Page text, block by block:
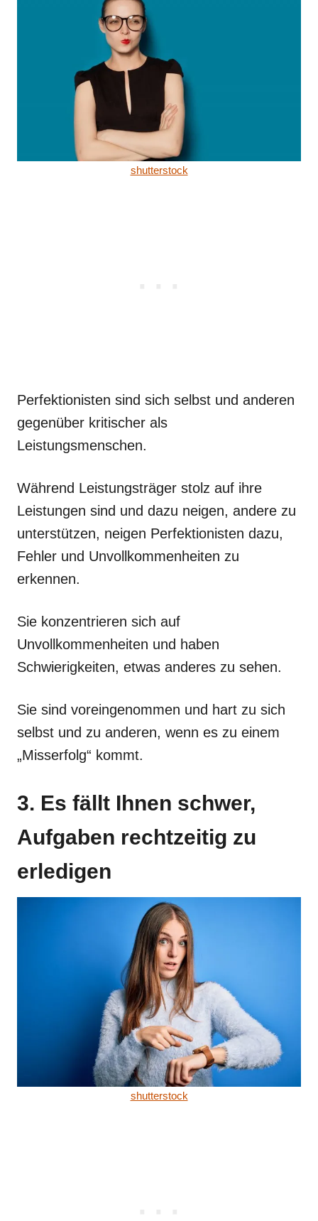
shutterstock
Perfektionisten sind sich selbst und anderen
gegenüber kritischer als
Leistungsmenschen.
Während Leistungsträger stolz auf ihre
Leistungen sind und dazu neigen, andere zu
unterstützen, neigen Perfektionisten dazu,
Fehler und Unvollkommenheiten zu
erkennen.
Sie konzentrieren sich auf
Unvollkommenheiten und haben
Schwierigkeiten, etwas anderes zu sehen.
Sie sind voreingenommen und hart zu sich
selbst und zu anderen, wenn es zu einem
„Misserfolg“ kommt.
3. Es fällt Ihnen schwer,
Aufgaben rechtzeitig zu
erledigen
shutterstock